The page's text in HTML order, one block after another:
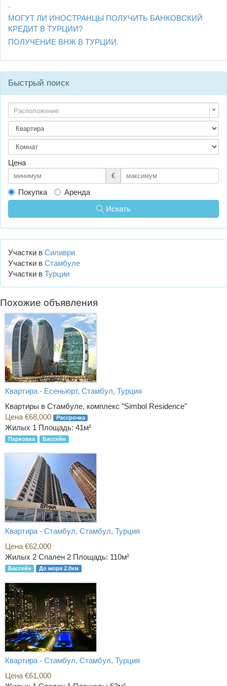
.
МОГУТ ЛИ ИНОСТРАНЦЫ ПОЛУЧИТЬ БАНКОВСКИЙ
КРЕДИТ В ТУРЦИИ?
ПОЛУЧЕНИЕ ВНЖ В ТУРЦИИ.
Быстрый поиск
Расположение
Цена
€
Покупка
Аренда
Искать
Участки в Силиври
Участки в Стамбуле
Участки в Турции
Похожие объявления
Квартира - Есеньюрт, Стамбул, Турция
Квартиры в Стамбуле, комплекс "Simbol Residence"
Цена €68,000
Рассрочка
Жилых 1 Площадь: 41м²
Парковка Бассейн
Квартира - Стамбул, Стамбул, Турция
Цена €62,000
Жилых 2 Спален 2 Площадь: 110м²
Бассейн До моря 2.0км
Квартира - Стамбул, Стамбул, Турция
Цена €61,000